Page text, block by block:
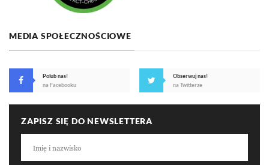
MEDIA SPOŁECZNOŚCIOWE
Polub nas!
na Facebooku
Obserwuj nas!
na Twitterze
ZAPISZ SIĘ DO NEWSLETTERA